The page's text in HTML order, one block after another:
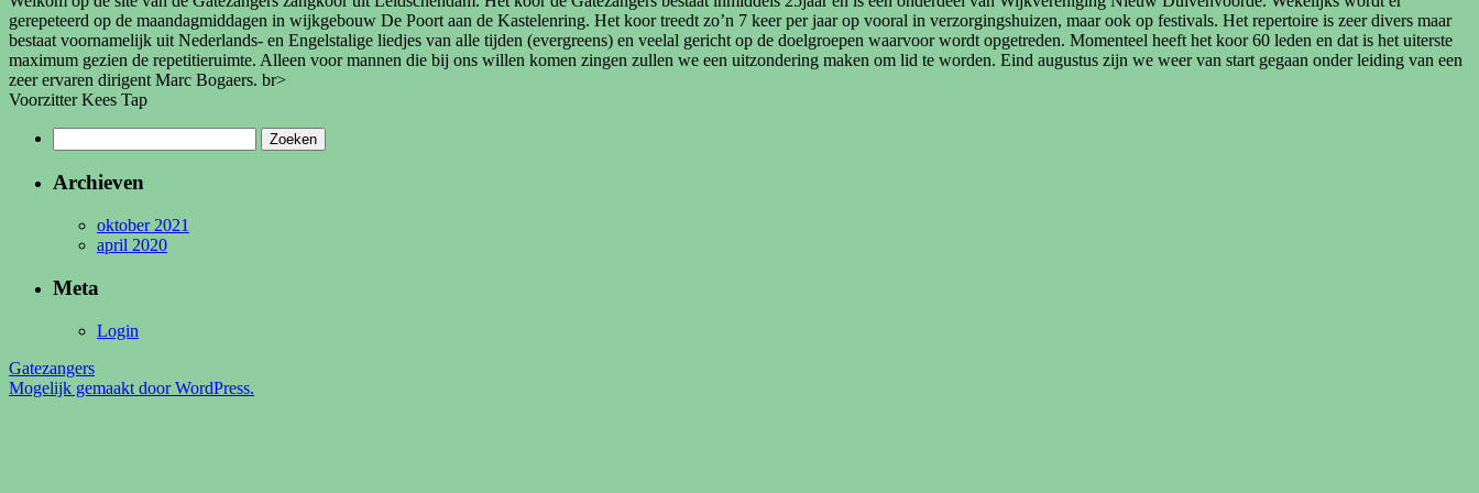
gerepeteerd op de maandagmiddagen in wijkgebouw De Poort aan de Kastelenring. Het koor treedt zo’n 7 keer per jaar op vooral in verzorgingshuizen, maar ook op festivals. Het repertoire is zeer divers maar
bestaat voornamelijk uit Nederlands- en Engelstalige liedjes van alle tijden (evergreens) en veelal gericht op de doelgroepen waarvoor wordt opgetreden. Momenteel heeft het koor 60 leden en dat is het uiterste
maximum gezien de repetitieruimte. Alleen voor mannen die bij ons willen komen zingen zullen we een uitzondering maken om lid te worden. Eind augustus zijn we weer van start gegaan onder leiding van een
zeer ervaren dirigent Marc Bogaers. br>
Voorzitter Kees Tap
naar:
Archieven
oktober 2021
april 2020
Meta
Login
Gatezangers
Mogelijk gemaakt door WordPress.